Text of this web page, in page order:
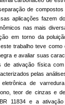
de
aplicações fazem
nas mais
em torno da
trabalho teve
e avaliar suas
de ativação física
pelas
de
teor de cinzas e
11834 e a